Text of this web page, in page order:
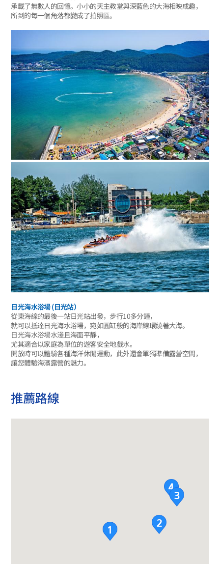
承載了無數人的回憶。小小的天主教堂與深藍色的大海相映成趣，
所到的每一個角落都變成了拍照區。
日光海水浴場 (日光站）
從東海線的最後一站日光站出發，步行10多分鐘，
就可以抵達日光海水浴場，宛如圓缸般的海岸線環繞著大海。
日光海水浴場水淺且海面平靜，
尤其適合以家庭為單位的遊客安全地戲水。
開放時可以體驗各種海洋休閒運動，此外還會單獨準備露營空間，
讓您體驗海濱露營的魅力。
推薦路線